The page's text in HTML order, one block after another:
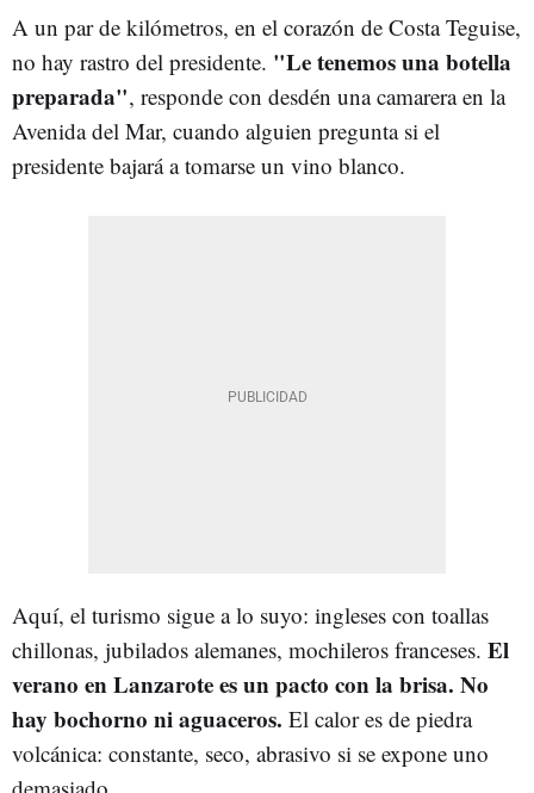
A un par de kilómetros, en el corazón de Costa Teguise,
no hay rastro del presidente. "Le tenemos una botella
preparada", responde con desdén una camarera en la
Avenida del Mar, cuando alguien pregunta si el
presidente bajará a tomarse un vino blanco.
Aquí, el turismo sigue a lo suyo: ingleses con toallas
chillonas, jubilados alemanes, mochileros franceses. El
verano en Lanzarote es un pacto con la brisa. No
hay bochorno ni aguaceros. El calor es de piedra
volcánica: constante, seco, abrasivo si se expone uno